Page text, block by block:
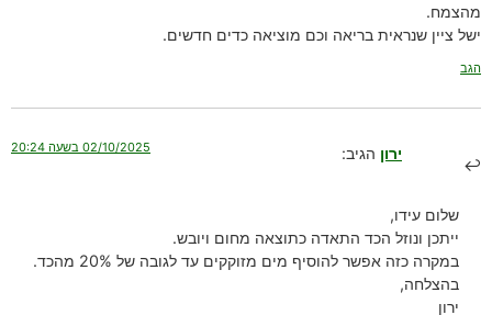
מהצמח.
ישל ציין שנראית בריאה וכם מוציאה כדים חדשים.
הגב
ירון הגיב: 02/10/2025 בשעה 20:24
שלום עידו,
ייתכן ונוזל הכד התאדה כתוצאה מחום ויובש.
במקרה כזה אפשר להוסיף מים מזוקקים עד לגובה של 20% מהכד.
בהצלחה,
ירון